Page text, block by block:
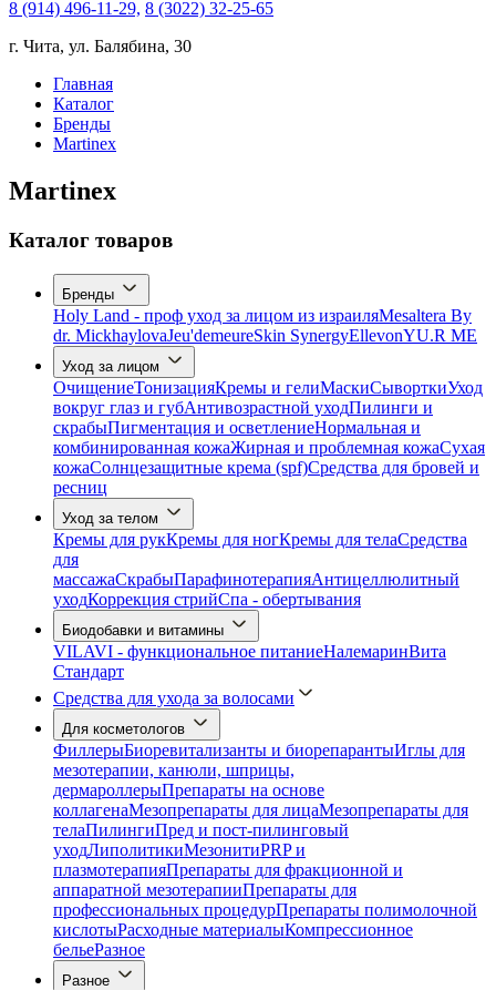
8 (914) 496-11-29, 8 (3022) 32-25-65
г. Чита, ул. Балябина, 30
Главная
Каталог
Бренды
Martinex
Martinex
Каталог товаров
Бренды
Holy Land - проф уход за лицом из израиляMesaltera By
dr. MickhaylovaJeu'demeureSkin SynergyEllevonYU.R ME
Уход за лицом
ОчищениеТонизацияКремы и гелиМаскиСыворткиУход
вокруг глаз и губАнтивозрастной уходПилинги и
скрабыПигментация и осветлениеНормальная и
комбинированная кожаЖирная и проблемная кожаСухая
кожаСолнцезащитные крема (spf)Средства для бровей и
ресниц
Уход за телом
Кремы для рукКремы для ногКремы для телаСредства
для
массажаСкрабыПарафинотерапияАнтицеллюлитный
уходКоррекция стрийСпа - обертывания
Биодобавки и витамины
VILAVI - функциональное питаниеНалемаринВита
Стандарт
Средства для ухода за волосами
Для косметологов
ФиллерыБиоревитализанты и биорепарантыИглы для
мезотерапии, канюли, шприцы,
дермароллерыПрепараты на основе
коллагенаМезопрепараты для лицаМезопрепараты для
телаПилингиПред и пост-пилинговый
уходЛиполитикиМезонитиPRP и
плазмотерапияПрепараты для фракционной и
аппаратной мезотерапииПрепараты для
профессиональных процедурПрепараты полимолочной
кислотыРасходные материалыКомпрессионное
бельеРазное
Разное